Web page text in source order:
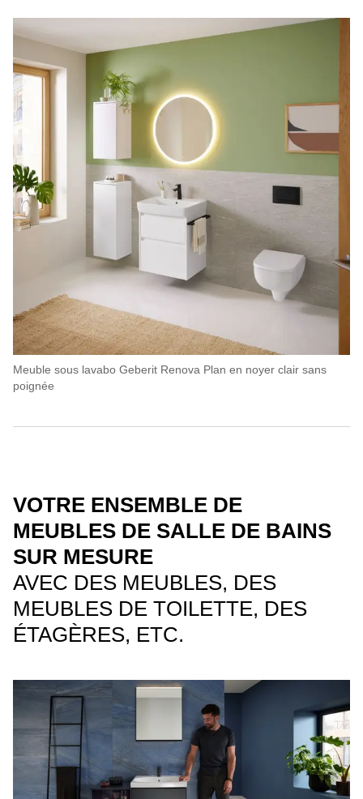
Meuble sous lavabo Geberit Renova Plan en noyer clair sans
poignée
VOTRE ENSEMBLE DE
MEUBLES DE SALLE DE BAINS
SUR MESURE
AVEC DES MEUBLES, DES
MEUBLES DE TOILETTE, DES
ÉTAGÈRES, ETC.